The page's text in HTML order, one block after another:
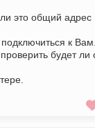
это общий адрес
к
будет ли